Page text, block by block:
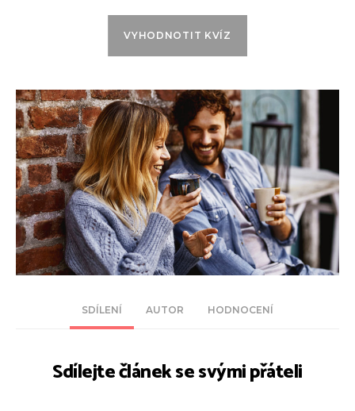
SDÍLENÍ AUTOR HODNOCENÍ
Sdílejte článek se svými přáteli
VYHODNOTIT KVÍZ